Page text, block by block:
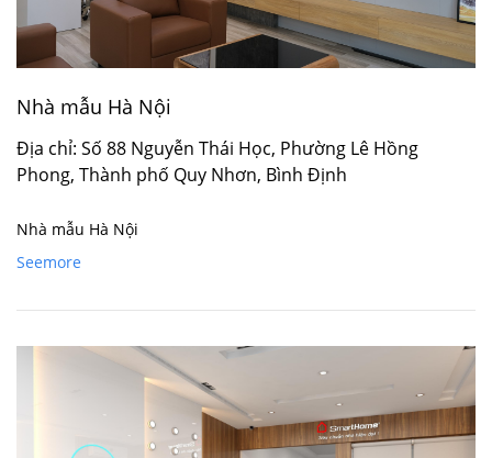
Nhà mẫu Hà Nội
Địa chỉ: Số 88 Nguyễn Thái Học, Phường Lê Hồng
Phong, Thành phố Quy Nhơn, Bình Định
Nhà mẫu Hà Nội
Seemore